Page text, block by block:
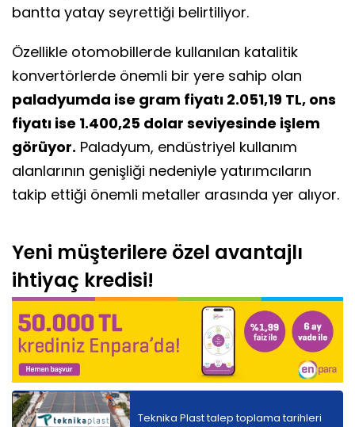
bantta yatay seyrettiği belirtiliyor.
Özellikle otomobillerde kullanılan katalitik
konvertörlerde önemli bir yere sahip olan
paladyumda ise gram fiyatı 2.051,19 TL, ons
fiyatı ise 1.400,25 dolar seviyesinde işlem
görüyor. Paladyum, endüstriyel kullanım
alanlarının genişliği nedeniyle yatırımcıların
takip ettiği önemli metaller arasında yer alıyor.
Yeni müşterilere özel avantajlı
ihtiyaç kredisi!
Teknika Plast talep toplama tarihleri